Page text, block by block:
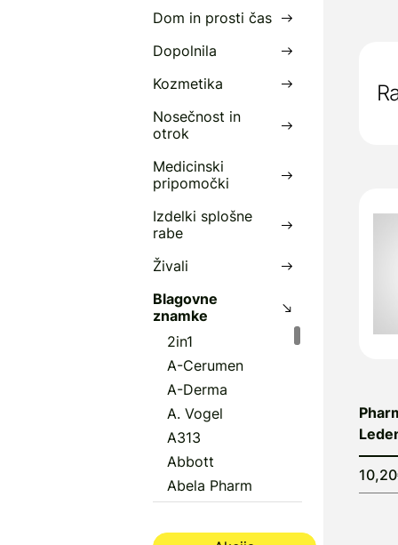
Dom in prosti čas
Dopolnila
Kozmetika
Nosečnost in
otrok
Medicinski
pripomočki
Izdelki splošne
rabe
Živali
Blagovne
znamke
2in1
A-Cerumen
A-Derma
A. Vogel
A313
Abbott
Abela Pharm
Aboca